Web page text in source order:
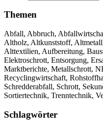
Themen
Abfall, Abbruch,
Altholz, Altkunststoff,
Alttextilien, Aufbereitung,
Elektroschrott, Entsorgung,
Marktberichte, Metallschrott,
Recyclingwirtschaft,
Schredderabfall, Schrott,
Sortiertechnik, Trenntechnik,
Schlagwörter